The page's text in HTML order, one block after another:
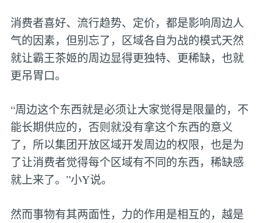
消费者喜好、流行趋势、定价，都是影响周边人
气的因素，但别忘了，区域各自为战的模式天然
就让霸王茶姬的周边显得更独特、更稀缺，也就
更吊胃口。
“周边这个东西就是必须让大家觉得是限量的，不
能长期供应的，否则就没有拿这个东西的意义
了，所以集团开放区域开发周边的权限，也是为
了让消费者觉得每个区域有不同的东西，稀缺感
就上来了。”小Y说。
然而事物有其两面性，力的作用是相互的，越是